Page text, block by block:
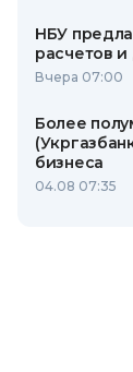
НБУ
расчетов
Вчера 07:00
Более
бизнеса
04.08 07:35